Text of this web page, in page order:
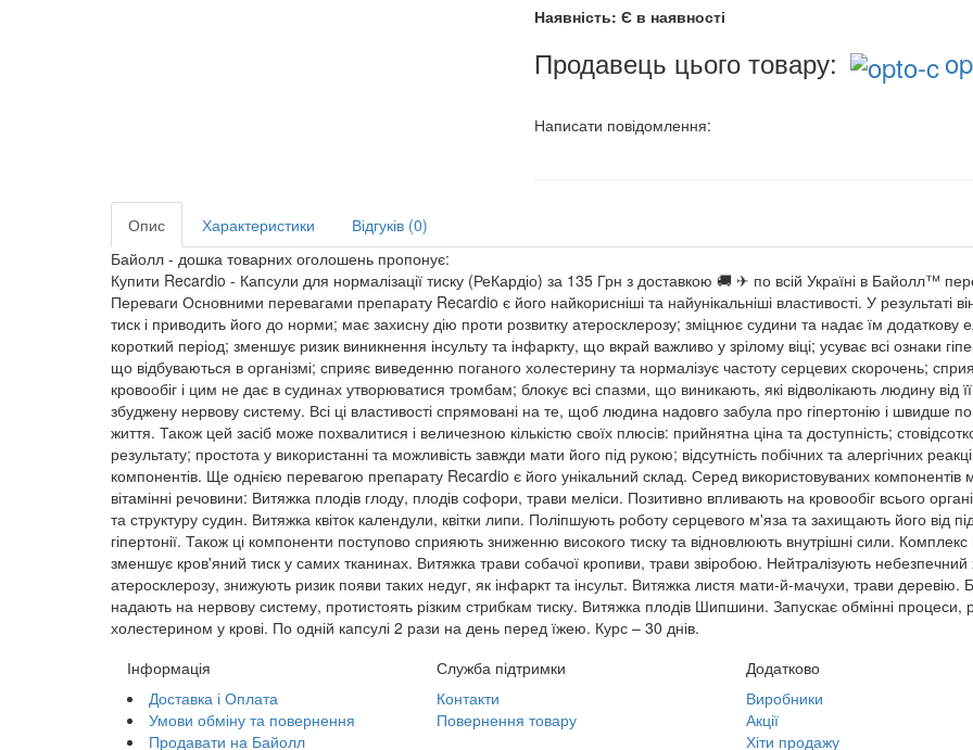
Наявність: Є в наявності
Продавець цього товару:
Написати повідомлення:
Опис Характеристики
Відгуків (0)
Байолл - дошка товарних оголошень пропонує:
Купити Recardio - Капсули для нормалізації тиску (РеКардіо) за 135 Грн з доставкою 🚚 ✈ по всій Україні в Байолл™
Переваги Основними перевагами препарату Recardio є його найкорисніші та найунікальніші властивості. У результаті
тиск і приводить його до норми; має захисну дію проти розвитку атеросклерозу; зміцнює судини та надає їм додаткову
короткий період; зменшує ризик виникнення інсульту та інфаркту, що вкрай важливо у зрілому віці; усуває всі ознаки
що відбуваються в організмі; сприяє виведенню поганого холестерину та нормалізує частоту серцевих скорочень;
кровообіг і цим не дає в судинах утворюватися тромбам; блокує всі спазми, що виникають, які відволікають людину від
збуджену нервову систему. Всі ці властивості спрямовані на те, щоб людина надовго забула про гіпертонію і швидше
життя. Також цей засіб може похвалитися і величезною кількістю своїх плюсів: прийнятна ціна та доступність;
результату; простота у використанні та можливість завжди мати його під рукою; відсутність побічних та алергічних
компонентів. Ще однією перевагою препарату Recardio є його унікальний склад. Серед використовуваних компонентів
вітамінні речовини: Витяжка плодів глоду, плодів софори, трави меліси. Позитивно впливають на кровообіг всього
та структуру судин. Витяжка квіток календули, квітки липи. Поліпшують роботу серцевого м'яза та захищають його від
гіпертонії. Також ці компоненти поступово сприяють зниженню високого тиску та відновлюють внутрішні сили. Комплекс
зменшує кров'яний тиск у самих тканинах. Витяжка трави собачої кропиви, трави звіробою. Нейтралізують небезпечний
атеросклерозу, знижують ризик появи таких недуг, як інфаркт та інсульт. Витяжка листя мати-й-мачухи, трави
надають на нервову систему, протистоять різким стрибкам тиску. Витяжка плодів Шипшини. Запускає обмінні процеси,
холестерином у крові. По одній капсулі 2 рази на день перед їжею. Курс – 30 днів.
Інформація
Доставка і Оплата
Умови обміну та повернення
Продавати на Байолл
Служба підтримки
Контакти
Повернення товару
Додатково
Виробники
Акції
Хіти продажу